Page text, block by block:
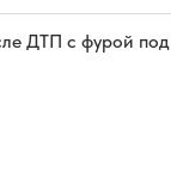
ДТП с фурой под